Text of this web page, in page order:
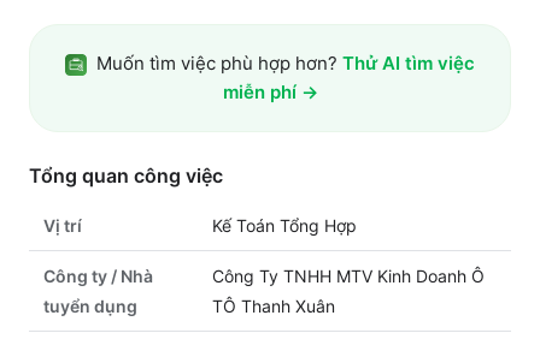
Muốn tìm việc phù hợp hơn? Thử AI tìm việc
miễn phí →
Tổng quan công việc
Vị trí Kế Toán Tổng Hợp
Công ty / Nhà
tuyển dụng
Công Ty TNHH MTV Kinh Doanh Ô
TÔ Thanh Xuân